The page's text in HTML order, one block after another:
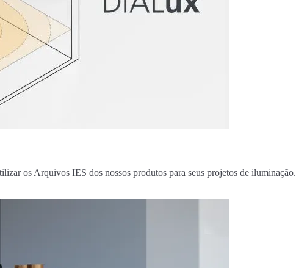
os Arquivos IES dos nossos produtos para seus projetos de iluminação.